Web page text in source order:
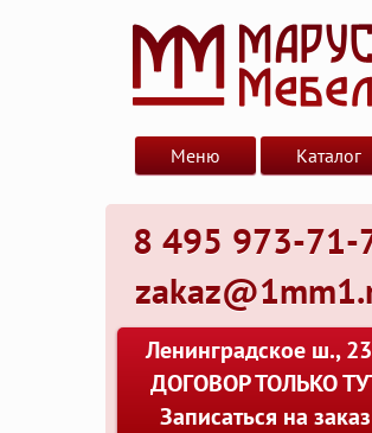
8 495 973-71-
Ленинградское ш.,
ДОГОВОР ТОЛЬКО
Записаться на заказ
Меню Каталог